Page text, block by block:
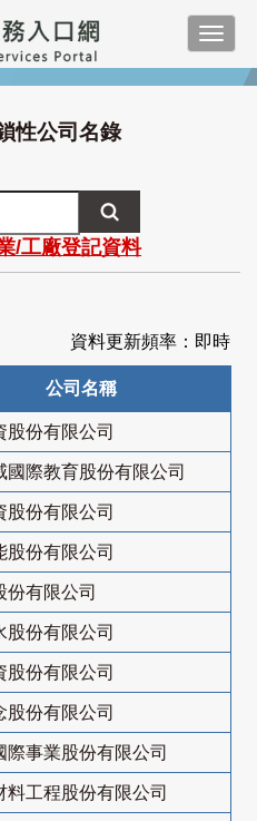
性公司名錄
/工廠登記資料
資料更新頻率：即時
公司名稱
股份有限公司
國際教育股份有限公司
股份有限公司
股份有限公司
份有限公司
股份有限公司
股份有限公司
股份有限公司
際事業股份有限公司
料工程股份有限公司